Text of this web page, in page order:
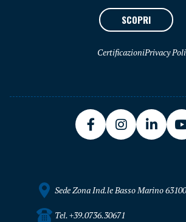
SCOPRI
CertificazioniPrivacy
Sede Zona Ind.le Basso Marino
Tel. +39.0736.30671